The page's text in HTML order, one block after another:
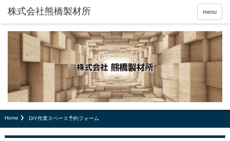
menu
Home DIY作業スペース予約フォーム